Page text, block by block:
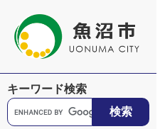
キーワード検索
G
o